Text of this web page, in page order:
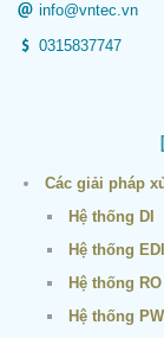
info@vntec.vn
0315837747
Các giải pháp
Hệ thống DI
Hệ thống EDI
Hệ thống RO
Hệ thống PW